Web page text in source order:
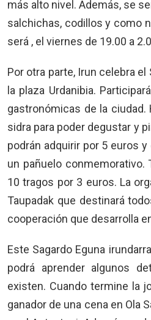
más alto nivel. Además, se
salchichas, codillos y como
será , el viernes de 19.00 a
Por otra parte, Irun celebra el
la plaza Urdanibia.
gastronómicas de la ciudad.
sidra para poder degustar y
podrán adquirir por 5 euros
un pañuelo conmemorativo.
10 tragos por 3 euros. La
Taupadak que destinará
cooperación que desarrolla
Este Sagardo Eguna
podrá aprender algunos
existen. Cuando termine la
ganador de una cena en Ola